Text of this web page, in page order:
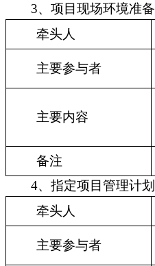
3、项目现场环境准备
牵头人
主要参与者
主要内容
备注
4、指定项目管理计划
牵头人
主要参与者